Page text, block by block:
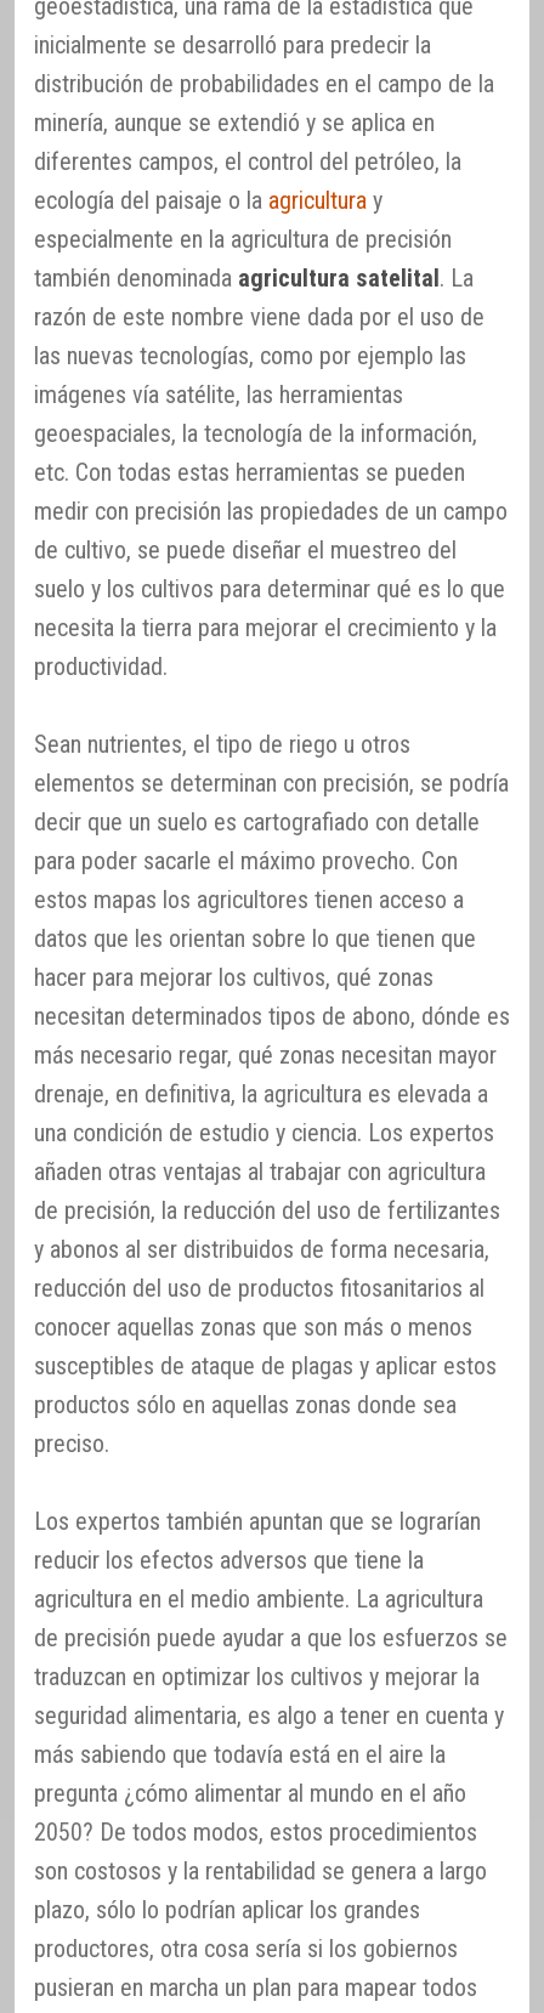
geoestadística, una rama de la estadística que
inicialmente se desarrolló para predecir la
distribución de probabilidades en el campo de la
minería, aunque se extendió y se aplica en
diferentes campos, el control del petróleo, la
ecología del paisaje o la agricultura y
especialmente en la agricultura de precisión
también denominada agricultura satelital. La
razón de este nombre viene dada por el uso de
las nuevas tecnologías, como por ejemplo las
imágenes vía satélite, las herramientas
geoespaciales, la tecnología de la información,
etc. Con todas estas herramientas se pueden
medir con precisión las propiedades de un campo
de cultivo, se puede diseñar el muestreo del
suelo y los cultivos para determinar qué es lo que
necesita la tierra para mejorar el crecimiento y la
productividad.
Sean nutrientes, el tipo de riego u otros
elementos se determinan con precisión, se podría
decir que un suelo es cartografiado con detalle
para poder sacarle el máximo provecho. Con
estos mapas los agricultores tienen acceso a
datos que les orientan sobre lo que tienen que
hacer para mejorar los cultivos, qué zonas
necesitan determinados tipos de abono, dónde es
más necesario regar, qué zonas necesitan mayor
drenaje, en definitiva, la agricultura es elevada a
una condición de estudio y ciencia. Los expertos
añaden otras ventajas al trabajar con agricultura
de precisión, la reducción del uso de fertilizantes
y abonos al ser distribuidos de forma necesaria,
reducción del uso de productos fitosanitarios al
conocer aquellas zonas que son más o menos
susceptibles de ataque de plagas y aplicar estos
productos sólo en aquellas zonas donde sea
preciso.
Los expertos también apuntan que se lograrían
reducir los efectos adversos que tiene la
agricultura en el medio ambiente. La agricultura
de precisión puede ayudar a que los esfuerzos se
traduzcan en optimizar los cultivos y mejorar la
seguridad alimentaria, es algo a tener en cuenta y
más sabiendo que todavía está en el aire la
pregunta ¿cómo alimentar al mundo en el año
2050? De todos modos, estos procedimientos
son costosos y la rentabilidad se genera a largo
plazo, sólo lo podrían aplicar los grandes
productores, otra cosa sería si los gobiernos
pusieran en marcha un plan para mapear todos